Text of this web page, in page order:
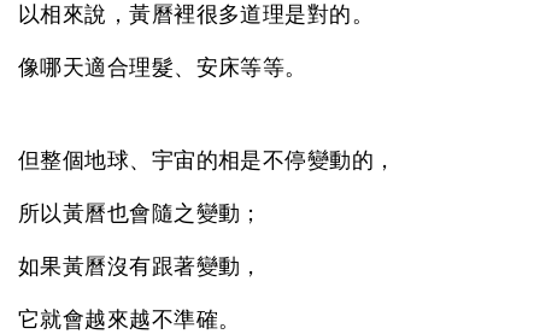
以相來說，黃曆裡很多道理是對的。
像哪天適合理髮、安床等等。
但整個地球、宇宙的相是不停變動的，
所以黃曆也會隨之變動；
如果黃曆沒有跟著變動，
它就會越來越不準確。